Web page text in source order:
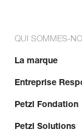
QUI SOMMES-
La marque
Entreprise
Petzl Fondation
Petzl Solutions